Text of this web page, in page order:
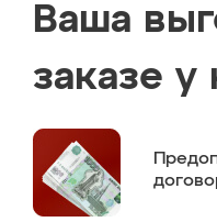
Ваша
заказе у